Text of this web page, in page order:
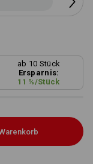
ab 10 Stück
Ersparnis:
11 %/Stück